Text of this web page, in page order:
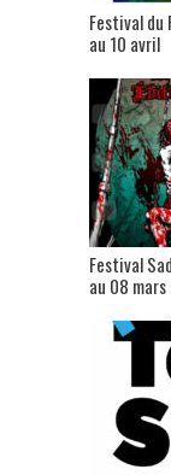
Festival
au 10 avril
Festival
au 08